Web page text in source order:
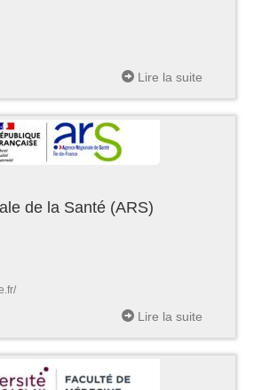
Lire la suite
de la Santé (ARS)
Lire la suite